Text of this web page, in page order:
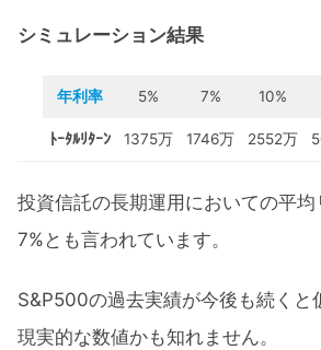
シミュレーション結果
年利率 5% 7% 10%
ﾄｰﾀﾙﾘﾀｰﾝ 1375万 1746万 2552万
投資信託の長期運用においての平均
7%とも言われています。
S&P500の過去実績が今後も続くと
現実的な数値かも知れません。